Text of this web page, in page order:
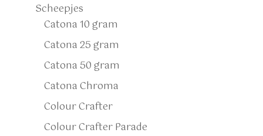
Scheepjes
Catona 10 gram
Catona 25 gram
Catona 50 gram
Catona Chroma
Colour Crafter
Colour Crafter Parade